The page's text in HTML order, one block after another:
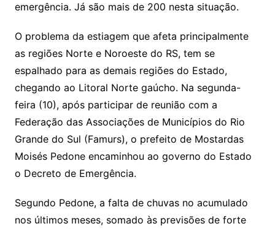
emergência. Já são mais de 200 nesta situação.
O problema da estiagem que afeta principalmente
as regiões Norte e Noroeste do RS, tem se
espalhado para as demais regiões do Estado,
chegando ao Litoral Norte gaúcho. Na segunda-
feira (10), após participar de reunião com a
Federação das Associações de Municípios do Rio
Grande do Sul (Famurs), o prefeito de Mostardas
Moisés Pedone encaminhou ao governo do Estado
o Decreto de Emergência.
Segundo Pedone, a falta de chuvas no acumulado
nos últimos meses, somado às previsões de forte